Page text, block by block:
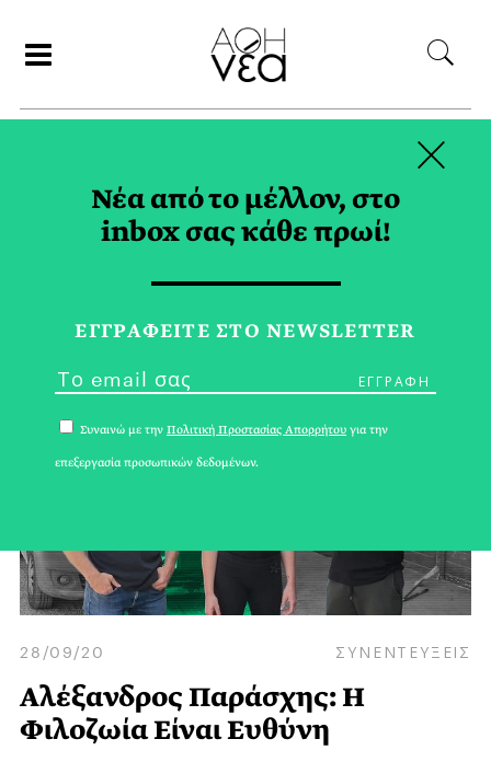
ΚΑΤΑΦΥΓΙΟ TAG
28/09/20 ΣΥΝΕΝΤΕΥΞΕΙΣ
Αλέξανδρος Παράσχης: Η
Φιλοζωία Είναι Ευθύνη
Νέα από το μέλλον, στο
inbox σας κάθε πρωί!
ΕΓΓPΑΦΕΙΤΕ ΣΤΟ NEWSLETTER
Συναινώ με την Πολιτική Προστασίας Απορρήτου για την
επεξεργασία προσωπικών δεδομένων.
×